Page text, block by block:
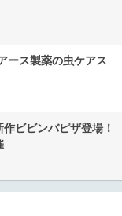
ース製薬の虫ケアス
ビビンバピザ登場！